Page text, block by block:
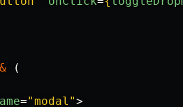
(
="modal">